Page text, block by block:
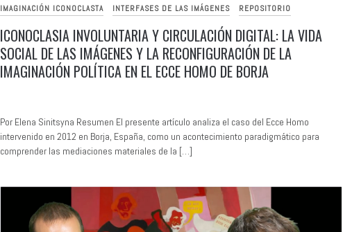
IMAGINACIÓN ICONOCLASTA INTERFASES DE LAS IMÁGENES REPOSITORIO
ICONOCLASIA INVOLUNTARIA Y CIRCULACIÓN DIGITAL: LA VIDA
SOCIAL DE LAS IMÁGENES Y LA RECONFIGURACIÓN DE LA
IMAGINACIÓN POLÍTICA EN EL ECCE HOMO DE BORJA
Por Elena Sinitsyna Resumen El presente artículo analiza el caso del Ecce Homo
intervenido en 2012 en Borja, España, como un acontecimiento paradigmático para
comprender las mediaciones materiales de la […]